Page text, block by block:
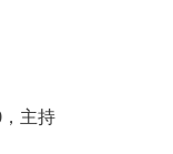
，主持